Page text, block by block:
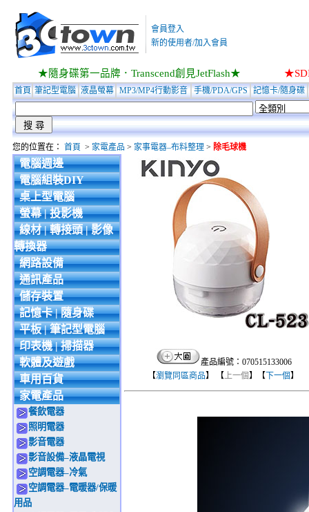
會員登入
新的使用者/加入會員
★隨身碟第一品牌．Transcend創見JetFlash★
首頁 筆記型電腦 液晶螢幕 MP3/MP4行動影音 手機/PDA/GPS 記憶卡/隨身碟
您的位置在： 首頁 > 家電產品 > 家事電器–布料整理> 除毛球機
電腦週邊
電腦組裝DIY
桌上型電腦
螢幕 | 投影機
線材 | 轉接頭 | 影像
轉換器
網路設備
通訊產品
儲存裝置
記憶卡 | 隨身碟
平板 | 筆記型電腦
印表機 | 掃描器
軟體及遊戲
車用百貨
家電產品
餐飲電器
照明電器
影音電器
影音設備–液晶電視
空調電器–冷氣
空調電器–電暖器/保暖
用品
產品編號：070515133006
【瀏覽同區商品】 【上一個】【 下一個】